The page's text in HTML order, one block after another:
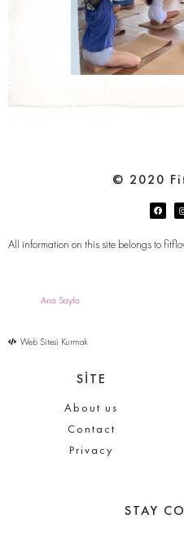
© 2020
All information on this site belongs to
Ana Sayfa
Web Sitesi Kurmak
SİTE
About us
Contact
Privacy
STAY